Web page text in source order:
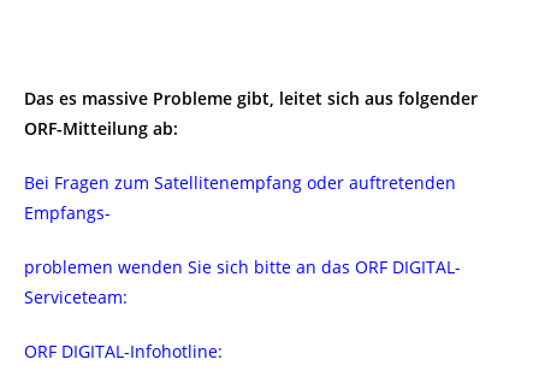
Das es massive Probleme gibt, leitet sich aus folgender
ORF-Mitteilung ab:
Bei Fragen zum Satellitenempfang oder auftretenden
Empfangs-
problemen wenden Sie sich bitte an das ORF DIGITAL-
Serviceteam:
ORF DIGITAL-Infohotline: